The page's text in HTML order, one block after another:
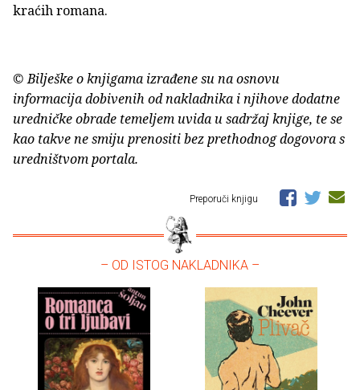
kraćih romana.
© Bilješke o knjigama izrađene su na osnovu
informacija dobivenih od nakladnika i njihove dodatne
uredničke obrade temeljem uvida u sadržaj knjige, te se
kao takve ne smiju prenositi bez prethodnog dogovora s
uredništvom portala.
Preporuči knjigu
– OD ISTOG NAKLADNIKA –